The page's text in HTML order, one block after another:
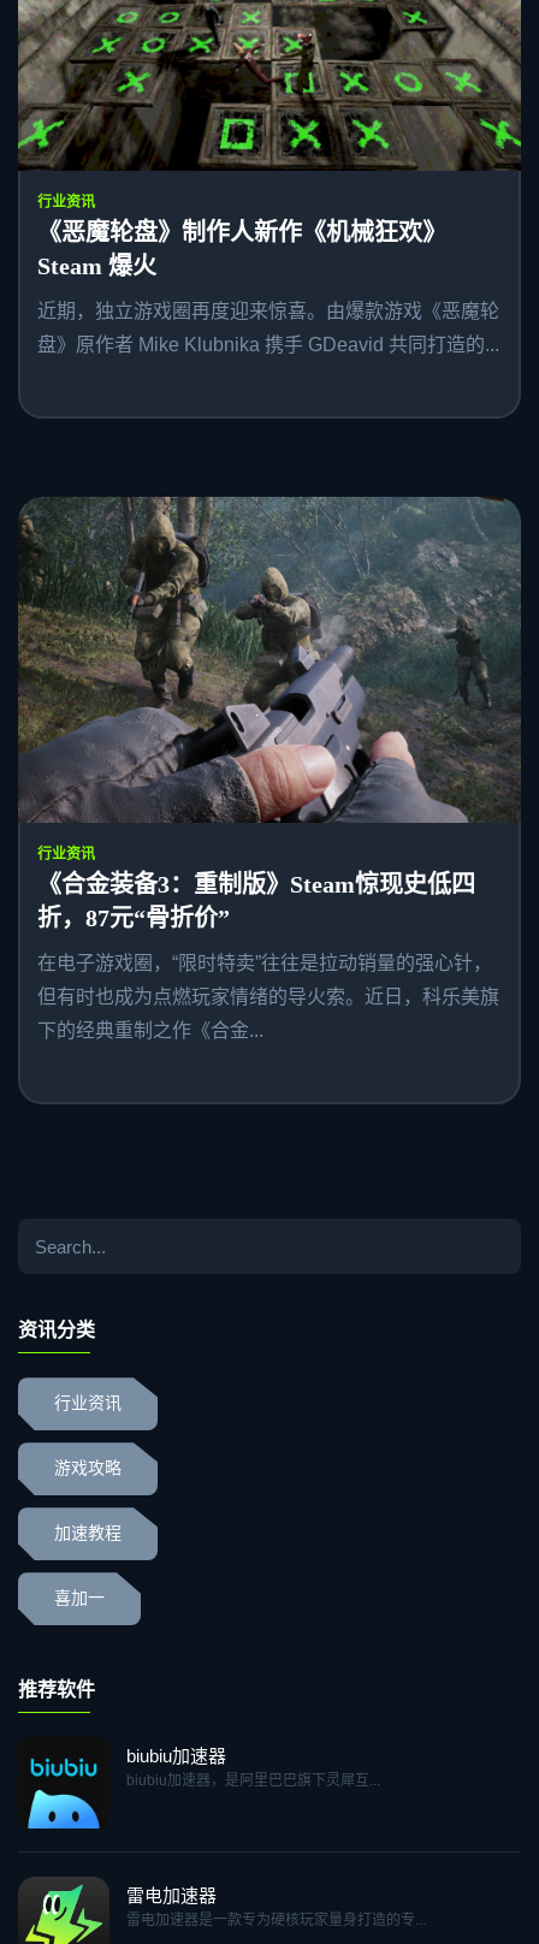
行业资讯
《恶魔轮盘》制作人新作《机械狂欢》
Steam 爆火
近期，独立游戏圈再度迎来惊喜。由爆款游戏《恶魔轮
盘》原作者 Mike Klubnika 携手 GDeavid 共同打造的...
行业资讯
《合金装备3：重制版》Steam惊现史低四
折，87元“骨折价”
在电子游戏圈，“限时特卖”往往是拉动销量的强心针，
但有时也成为点燃玩家情绪的导火索。近日，科乐美旗
下的经典重制之作《合金...
资讯分类
行业资讯
游戏攻略
加速教程
喜加一
推荐软件
biubiu加速器
biubiu加速器，是阿里巴巴旗下灵犀互...
雷电加速器
雷电加速器是一款专为硬核玩家量身打造的专...